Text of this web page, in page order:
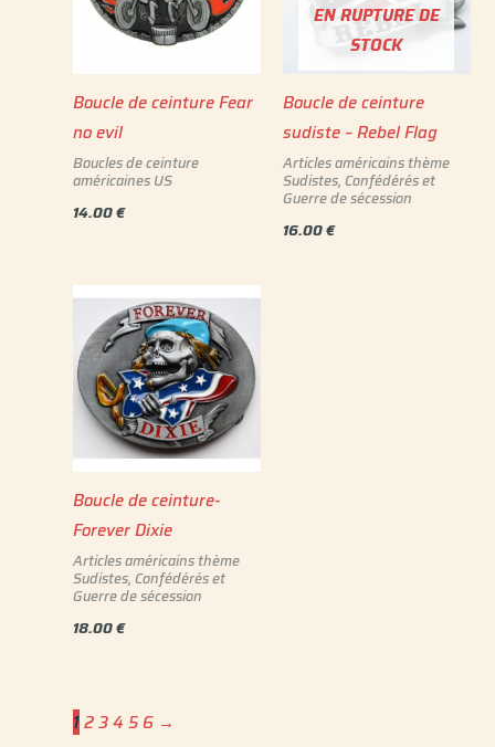
Boucle de ceinture Fear
no evil
Boucles de ceinture
américaines US
14.00€
EN RUPTURE DE
STOCK
Boucle de ceinture
sudiste – Rebel Flag
Articles américains thème
Sudistes, Confédérés et
Guerre de sécession
16.00€
Boucle de ceinture-
Forever Dixie
Articles américains thème
Sudistes, Confédérés et
Guerre de sécession
18.00€
1234 5 6 →